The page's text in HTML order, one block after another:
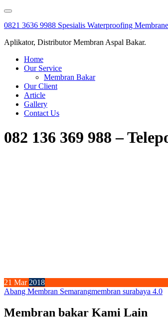
Skip
content
0821 3636 9988 Spesialis Waterproofing
Aplikator, Distributor Membran Aspal Bakar.
Home
Our Service
Membran Bakar
Our Client
Article
Gallery
Contact Us
082 136 369 988 –
21 Mar2018
Abang Membran Semarangmembran surabaya 4.0
Membran bakar Kami Lain